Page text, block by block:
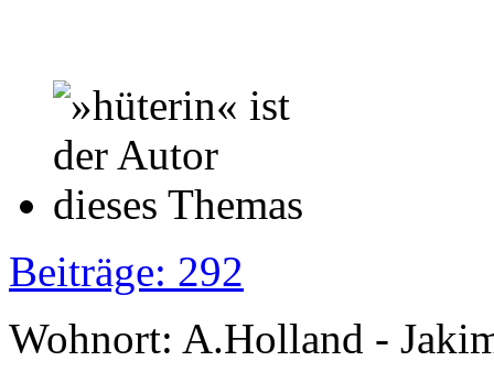
Beiträge: 292
Wohnort: A.Holland -